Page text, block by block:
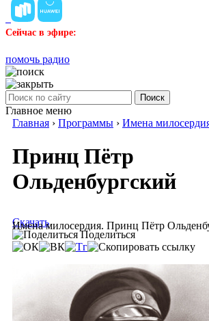
Сейчас в эфире:
помочь радио
Поиск
Главное меню
Главная › Программы › Имена
Принц Пётр
Ольденбургский
Имена милосердия. Принц Пётр
Скачать
Поделиться